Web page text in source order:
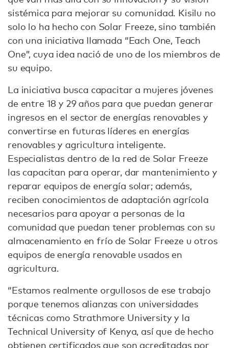
sistémica para mejorar su comunidad. Kisilu no
solo lo ha hecho con Solar Freeze, sino también
con una iniciativa llamada “Each One, Teach
One”, cuya idea nació de uno de los miembros de
su equipo.
La iniciativa busca capacitar a mujeres jóvenes
de entre 18 y 29 años para que puedan generar
ingresos en el sector de energías renovables y
convertirse en futuras líderes en energías
renovables y agricultura inteligente.
Especialistas dentro de la red de Solar Freeze
las capacitan para operar, dar mantenimiento y
reparar equipos de energía solar; además,
reciben conocimientos de adaptación agrícola
necesarios para apoyar a personas de la
comunidad que puedan tener problemas con su
almacenamiento en frío de Solar Freeze u otros
equipos de energía renovable usados en
agricultura.
“Estamos realmente orgullosos de ese trabajo
porque tenemos alianzas con universidades
técnicas como Strathmore University y la
Technical University of Kenya, así que de hecho
obtienen certificados que son acreditadas por